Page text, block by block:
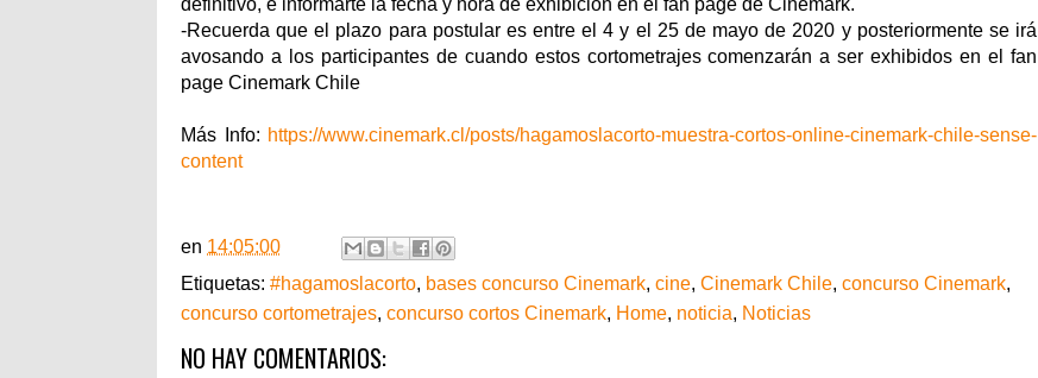
definitivo, e informarte la fecha y hora de exhibición en el fan page de Cinemark.
-Recuerda que el plazo para postular es entre el 4 y el 25 de mayo de 2020 y posteriormente se irá
avosando a los participantes de cuando estos cortometrajes comenzarán a ser exhibidos en el fan
page Cinemark Chile
Más Info: https://www.cinemark.cl/posts/hagamoslacorto-muestra-cortos-online-cinemark-chile-sense-
content
en 14:05:00
Etiquetas: #hagamoslacorto, bases concurso Cinemark, cine, Cinemark Chile, concurso Cinemark,
concurso cortometrajes, concurso cortos Cinemark, Home, noticia, Noticias
NO HAY COMENTARIOS: